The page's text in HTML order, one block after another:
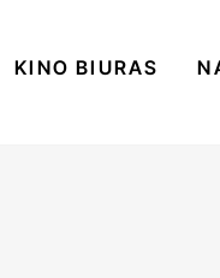
KINO BIURAS